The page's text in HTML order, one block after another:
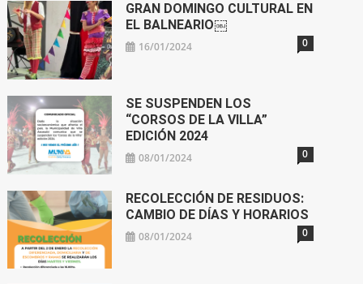
GRAN DOMINGO CULTURAL EN
EL BALNEARIO￼
16/01/2024 0
SE SUSPENDEN LOS
“CORSOS DE LA VILLA”
EDICIÓN 2024
08/01/2024 0
RECOLECCIÓN DE RESIDUOS:
CAMBIO DE DÍAS Y HORARIOS
08/01/2024 0